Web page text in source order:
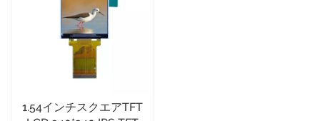
1.54インチスクエアTFT